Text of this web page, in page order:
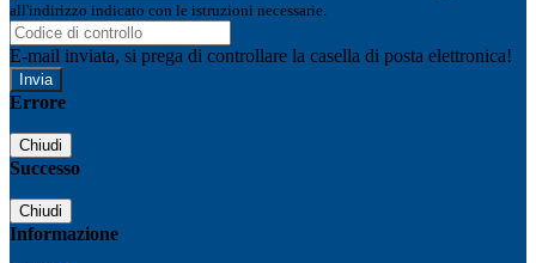
all'indirizzo indicato con le istruzioni necessarie.
E-mail inviata, si prega di controllare la casella di posta elettronica!
Errore
Chiudi
Successo
Chiudi
Informazione